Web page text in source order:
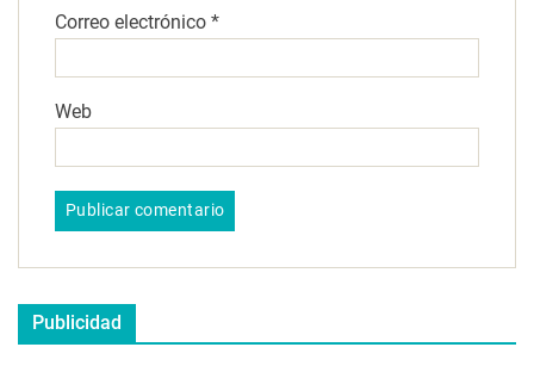
Correo electrónico *
Web
Publicidad